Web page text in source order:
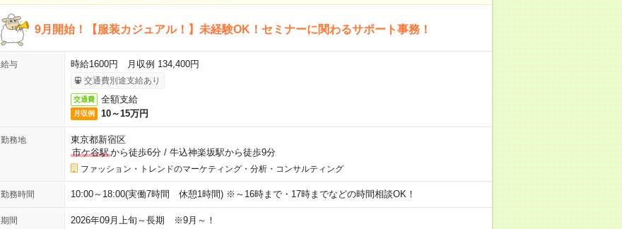
9月開始！【服装カジュアル！】未経験OK！セミナーに関わるサポート事務！
給与 時給1600円 月収例 134,400円
交通費別途支給あり
交通費 全額支給
月収例 10～15万円
勤務地
東京都新宿区
市ケ谷駅から徒歩6分/ 牛込神楽坂駅から徒歩9分
ファッション・トレンドのマーケティング・分析・コンサルティング
勤務時間 10:00～18:00(実働7時間 休憩1時間) ※～16時まで・17時までなどの時間相談OK！
期間 2026年09月上旬～長期 ※9月～！